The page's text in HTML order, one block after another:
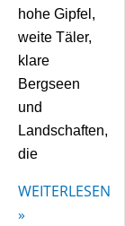
hohe Gipfel,
weite Täler,
klare
Bergseen
und
Landschaften,
die
WEITERLESEN
»